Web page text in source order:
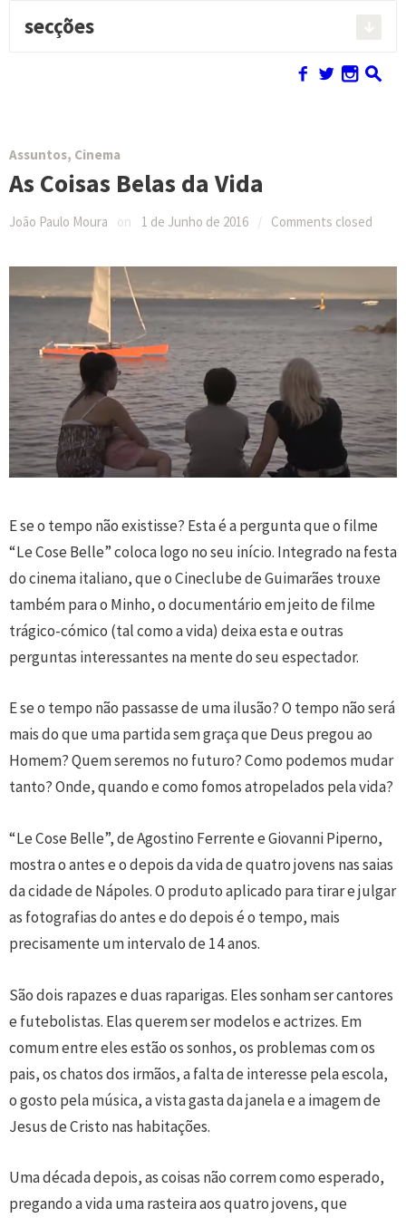
secções
f w n s
Assuntos, Cinema
As Coisas Belas da Vida
João Paulo Moura on 1 de Junho de 2016 / Comments closed
E se o tempo não existisse? Esta é a pergunta que o filme
“Le Cose Belle” coloca logo no seu início. Integrado na festa
do cinema italiano, que o Cineclube de Guimarães trouxe
também para o Minho, o documentário em jeito de filme
trágico-cómico (tal como a vida) deixa esta e outras
perguntas interessantes na mente do seu espectador.
E se o tempo não passasse de uma ilusão? O tempo não será
mais do que uma partida sem graça que Deus pregou ao
Homem? Quem seremos no futuro? Como podemos mudar
tanto? Onde, quando e como fomos atropelados pela vida?
“Le Cose Belle”, de Agostino Ferrente e Giovanni Piperno,
mostra o antes e o depois da vida de quatro jovens nas saias
da cidade de Nápoles. O produto aplicado para tirar e julgar
as fotografias do antes e do depois é o tempo, mais
precisamente um intervalo de 14 anos.
São dois rapazes e duas raparigas. Eles sonham ser cantores
e futebolistas. Elas querem ser modelos e actrizes. Em
comum entre eles estão os sonhos, os problemas com os
pais, os chatos dos irmãos, a falta de interesse pela escola,
o gosto pela música, a vista gasta da janela e a imagem de
Jesus de Cristo nas habitações.
Uma década depois, as coisas não correm como esperado,
pregando a vida uma rasteira aos quatro jovens, que